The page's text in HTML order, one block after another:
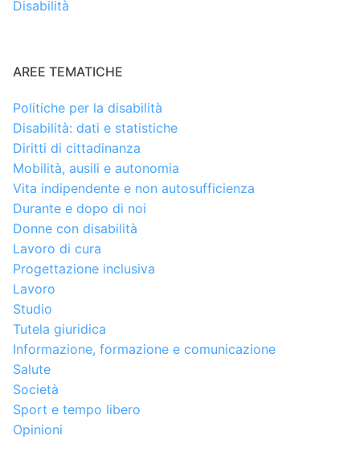
Disabilità
AREE TEMATICHE
Politiche per la disabilità
Disabilità: dati e statistiche
Diritti di cittadinanza
Mobilità, ausili e autonomia
Vita indipendente e non autosufficienza
Durante e dopo di noi
Donne con disabilità
Lavoro di cura
Progettazione inclusiva
Lavoro
Studio
Tutela giuridica
Informazione, formazione e comunicazione
Salute
Società
Sport e tempo libero
Opinioni